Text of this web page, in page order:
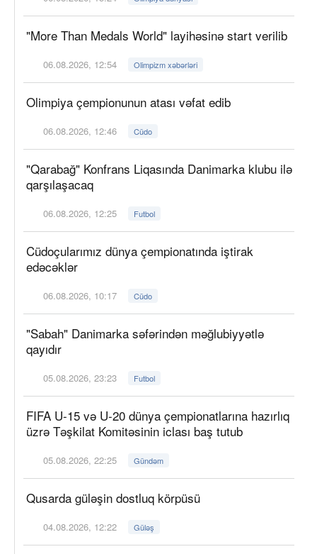
"More Than Medals World" layihəsinə start verilib
06.08.2026, 12:54 Olimpizm xəbərləri
Olimpiya çempionunun atası vəfat edib
06.08.2026, 12:46 Cüdo
"Qarabağ" Konfrans Liqasında Danimarka klubu ilə
qarşılaşacaq
06.08.2026, 12:25 Futbol
Cüdoçularımız dünya çempionatında iştirak
edəcəklər
06.08.2026, 10:17 Cüdo
"Sabah" Danimarka səfərindən məğlubiyyətlə
qayıdır
05.08.2026, 23:23 Futbol
FIFA U-15 və U-20 dünya çempionatlarına hazırlıq
üzrə Təşkilat Komitəsinin iclası baş tutub
05.08.2026, 22:25 Gündəm
Qusarda güləşin dostluq körpüsü
04.08.2026, 12:22 Güləş